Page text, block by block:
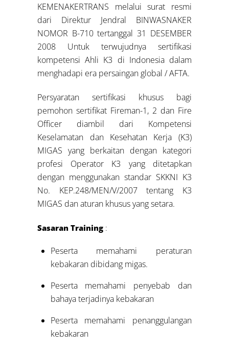
KEMENAKERTRANS melalui surat resmi
dari Direktur Jendral BINWASNAKER
NOMOR B-710 tertanggal 31 DESEMBER
2008 Untuk terwujudnya sertifikasi
kompetensi Ahli K3 di Indonesia dalam
menghadapi era persaingan global / AFTA.
Persyaratan sertifikasi khusus bagi
pemohon sertifikat Fireman-1, 2 dan Fire
Officer diambil dari Kompetensi
Keselamatan dan Kesehatan Kerja (K3)
MIGAS yang berkaitan dengan kategori
profesi Operator K3 yang ditetapkan
dengan menggunakan standar SKKNI K3
No. KEP.248/MEN/V/2007 tentang K3
MIGAS dan aturan khusus yang setara.
Sasaran Training :
Peserta memahami peraturan
kebakaran dibidang migas.
Peserta memahami penyebab dan
bahaya terjadinya kebakaran
Peserta memahami penanggulangan
kebakaran